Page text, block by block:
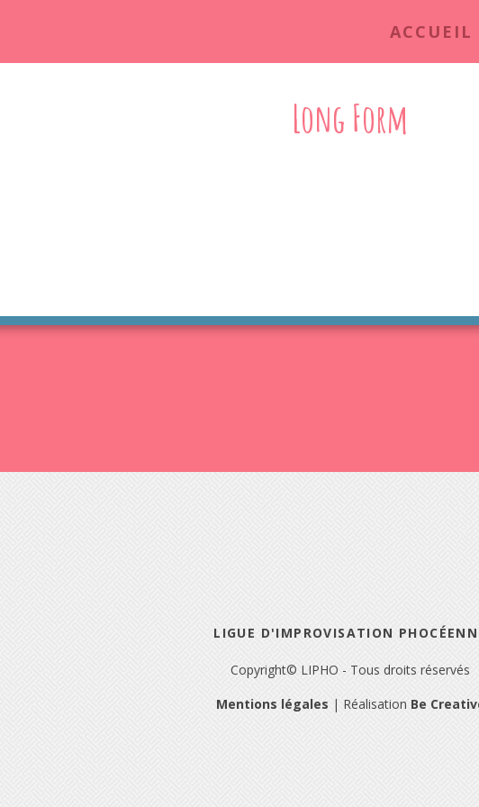
ACCUEIL
Long Form
LIGUE D'IMPROVISATION
Copyright© LIPHO - Tous droits réservés
Mentions légales | Réalisation Be